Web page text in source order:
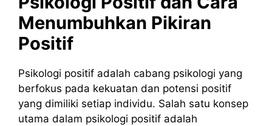
Menumbuhkan Pikiran
Positif
Psikologi positif adalah cabang psikologi yang
berfokus pada kekuatan dan potensi positif
yang dimiliki setiap individu. Salah satu konsep
utama dalam psikologi positif adalah